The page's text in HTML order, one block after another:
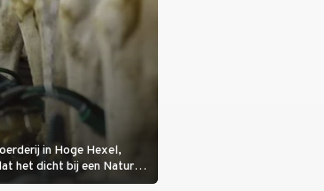
in Hoge Hexel,
het dicht bij een Natura